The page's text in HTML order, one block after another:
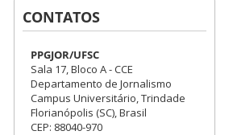
CONTATOS
PPGJOR/UFSC
Sala 17, Bloco A - CCE
Departamento de Jornalismo
Campus Universitário, Trindade
Florianópolis (SC), Brasil
CEP: 88040-970